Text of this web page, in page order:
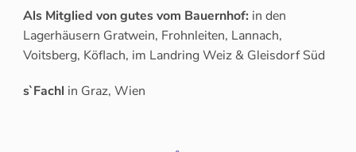
Als Mitglied von gutes vom Bauernhof: in den
Lagerhäusern Gratwein, Frohnleiten, Lannach,
Voitsberg, Köflach, im Landring Weiz & Gleisdorf Süd
s`Fachl in Graz, Wien